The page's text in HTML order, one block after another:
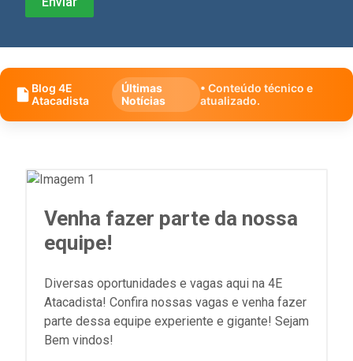
Blog 4E
Atacadista
Últimas
Notícias
• Conteúdo técnico e
atualizado.
Venha fazer parte da nossa
equipe!
Diversas oportunidades e vagas aqui na 4E
Atacadista! Confira nossas vagas e venha fazer
parte dessa equipe experiente e gigante! Sejam
Bem vindos!